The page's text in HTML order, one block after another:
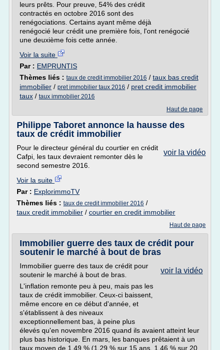
leurs prêts. Pour preuve, 54% des crédit
contractés en octobre 2016 sont des
renégociations. Certains ayant même déjà
renégocié leur crédit une première fois, l'ont renégocié
une deuxième fois cette année.
Voir la suite
Par : EMPRUNTIS
Thèmes liés : taux de credit immobilier 2016 / taux bas credit
immobilier / pret immobilier taux 2016 / pret credit immobilier
taux / taux immobilier 2016
Haut de page
Philippe Taboret annonce la hausse des
taux de crédit immobilier
voir la vidéo
Pour le directeur général du courtier en crédit
Cafpi, les taux devraient remonter dès le
second semestre 2016.
Voir la suite
Par : ExplorimmoTV
Thèmes liés : taux de credit immobilier 2016 /
taux credit immobilier / courtier en credit immobilier
Haut de page
Immobilier guerre des taux de crédit pour
soutenir le marché à bout de bras
voir la vidéo
Immobilier guerre des taux de crédit pour
soutenir le marché à bout de bras.
L'inflation remonte peu à peu, mais pas les
taux de crédit immobilier. Ceux-ci baissent,
même encore en ce début d'année, et
s'établissent à des niveaux
exceptionnellement bas, à peine plus
élevés qu'en novembre 2016 quand ils avaient atteint leur
plus bas historique. En mars, les banques prêtaient à un
taux moyen de 1,49 % (1,29 % sur 15 ans, 1,46 % sur 20